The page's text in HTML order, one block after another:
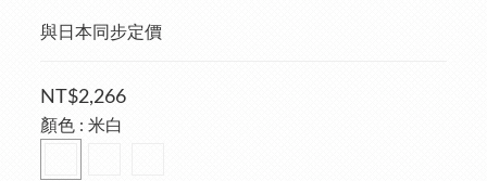
與日本同步定價
NT$2,266
顏色 : 米白